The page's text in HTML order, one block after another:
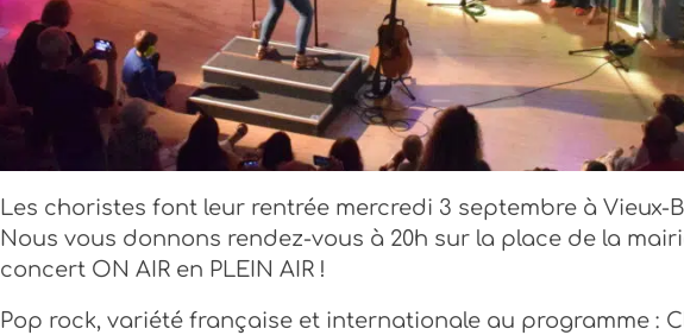
Les choristes font leur rentrée mercredi 3 septembre à Vieux-
Nous vous donnons rendez-vous à 20h sur la place de la
concert ON AIR en PLEIN AIR !
Pop rock, variété française et internationale au programme :